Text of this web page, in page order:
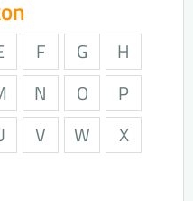
F G
H
N O
P
V W
X